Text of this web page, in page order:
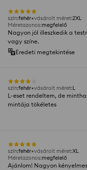
szín:fehér vásárolt méret:2XL
Méretazonos:megfelelő
Nagyon jól illeszkedik a
vagy színe.
Eredeti megtekintése
szín:fehér vásárolt méret:L
L-eset rendeltem, de
mintája tökéletes
szín:fehér vásárolt méret:XL
Méretazonos:megfelelő
Ajánlom! Nagyon